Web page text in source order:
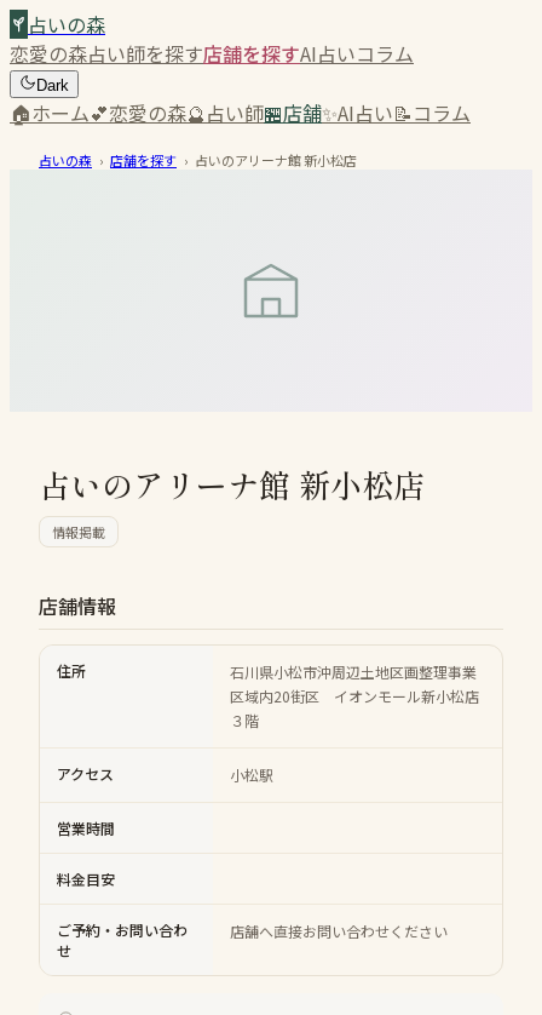
占いの森
恋愛の森占い師を探す店舗を探すAI占いコラム
Dark
🏠ホーム💕恋愛の森🔮占い師🏪店舗✨AI占い📝コラム
占いの森 › 店舗を探す › 占いのアリーナ館 新小松店
占いのアリーナ館 新小松店
情報掲載
店舗情報
住所
石川県小松市沖周辺土地区画整理事業
区域内20街区 イオンモール新小松店
３階
アクセス 小松駅
営業時間
料金目安
ご予約・お問い合わ
せ
店舗へ直接お問い合わせください